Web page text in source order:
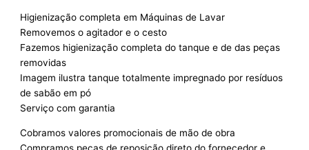
Higienização completa em Máquinas de Lavar
Removemos o agitador e o cesto
Fazemos higienização completa do tanque e de das peças
removidas
Imagem ilustra tanque totalmente impregnado por resíduos
de sabão em pó
Serviço com garantia
Cobramos valores promocionais de mão de obra